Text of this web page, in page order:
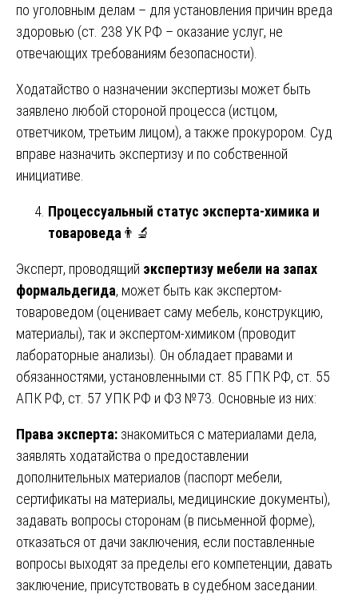
по уголовным делам – для установления причин вреда
здоровью (ст. 238 УК РФ – оказание услуг, не
отвечающих требованиям безопасности).
Ходатайство о назначении экспертизы может быть
заявлено любой стороной процесса (истцом,
ответчиком, третьим лицом), а также прокурором. Суд
вправе назначить экспертизу и по собственной
инициативе.
Процессуальный статус эксперта-химика и
товароведа 👨‍🔬
Эксперт, проводящий экспертизу мебели на запах
формальдегида, может быть как экспертом-
товароведом (оценивает саму мебель, конструкцию,
материалы), так и экспертом-химиком (проводит
лабораторные анализы). Он обладает правами и
обязанностями, установленными ст. 85 ГПК РФ, ст. 55
АПК РФ, ст. 57 УПК РФ и ФЗ №73. Основные из них:
Права эксперта: знакомиться с материалами дела,
заявлять ходатайства о предоставлении
дополнительных материалов (паспорт мебели,
сертификаты на материалы, медицинские документы),
задавать вопросы сторонам (в письменной форме),
отказаться от дачи заключения, если поставленные
вопросы выходят за пределы его компетенции, давать
заключение, присутствовать в судебном заседании.